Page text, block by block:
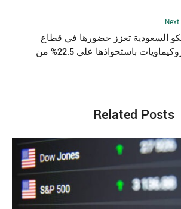
السعودية تعزز حضورها في قطاع
البتروكيماويات باستحواذها على 22.5% من
Related Posts